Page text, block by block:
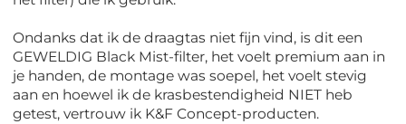
Ondanks dat ik de draagtas niet fijn vind, is dit een
GEWELDIG Black Mist-filter, het voelt premium aan in
je handen, de montage was soepel, het voelt stevig
aan en hoewel ik de krasbestendigheid NIET heb
getest, vertrouw ik K&F Concept-producten.